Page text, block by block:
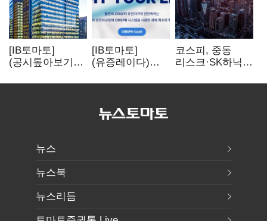
[IB토마토]
(공시톺아보기)
바로 매출로
[IB토마토]
(유증레이다)
3분의 1 토막…
비용부터 챙긴다
코스피, 중동
리스크·SK하닉
뒷걸음
뉴스
뉴스북
뉴스리듬